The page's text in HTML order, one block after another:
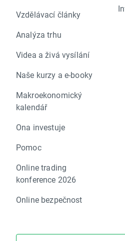
Vzdělávací články
Analýza trhu
Videa a živá vysílání
Naše kurzy a e-booky
Makroekonomický
kalendář
Ona investuje
Pomoc
Online trading
konference 2026
Online bezpečnost